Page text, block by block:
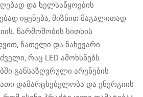
და ხელსაწყოების
იყენება, მიზნით მაგალითად
წარმოშობის სითხის
ნათელი და ნახევარი
რაც LED ამოხსნებს
განსაზღვრული არენების
დამარცხებელობა და ენერგიის